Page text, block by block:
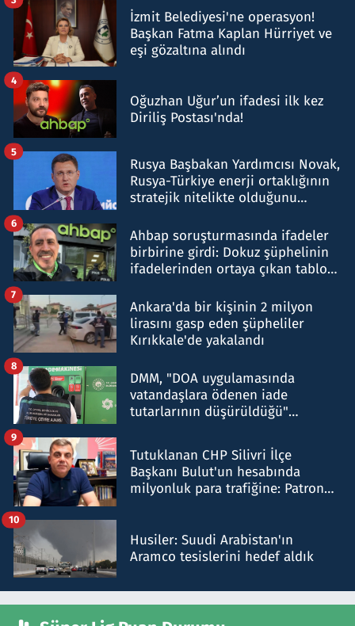
İzmit Belediyesi'ne operasyon!
Başkan Fatma Kaplan Hürriyet ve
eşi gözaltına alındı
Oğuzhan Uğur’un ifadesi ilk kez
Diriliş Postası'nda!
4
Rusya Başbakan Yardımcısı Novak,
Rusya-Türkiye enerji ortaklığının
stratejik nitelikte olduğunu
5
Ahbap soruşturmasında ifadeler
birbirine girdi: Dokuz şüphelinin
ifadelerinden ortaya çıkan tablo
6
Ankara'da bir kişinin 2 milyon
lirasını gasp eden şüpheliler
Kırıkkale'de yakalandı
7
DMM, "DOA uygulamasında
vatandaşlara ödenen iade
tutarlarının düşürüldüğü"
8
Tutuklanan CHP Silivri İlçe
Başkanı Bulut'un hesabında
milyonluk para trafiğine: Patron
9
Husiler: Suudi Arabistan'ın
Aramco tesislerini hedef aldık
10